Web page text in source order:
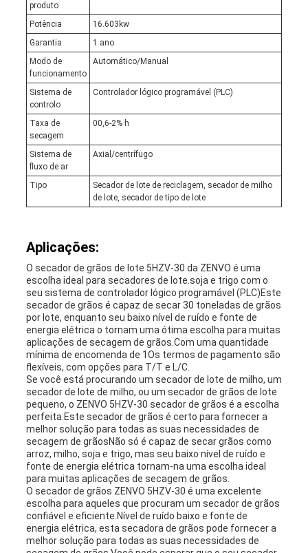
produto
Potência
16.603kw
Garantia
1 ano
Modo de
funcionamento
Automático/Manual
Sistema de
controlo
Controlador lógico programável (PLC)
Taxa de
secagem
00,6-2% h
Sistema de
fluxo de ar
Axial/centrífugo
Tipo
Secador de lote de reciclagem, secador de milho
de lote, secador de tipo de lote
Aplicações:
O secador de grãos de lote 5HZV-30 da ZENVO é uma
escolha ideal para secadores de lote.soja e trigo com o
seu sistema de controlador lógico programável (PLC)Este
secador de grãos é capaz de secar 30 toneladas de grãos
por lote, enquanto seu baixo nível de ruído e fonte de
energia elétrica o tornam uma ótima escolha para muitas
aplicações de secagem de grãos.Com uma quantidade
mínima de encomenda de 1Os termos de pagamento são
flexíveis, com opções para T/T e L/C.
Se você está procurando um secador de lote de milho, um
secador de lote de milho, ou um secador de grãos de lote
pequeno, o ZENVO 5HZV-30 secador de grãos é a escolha
perfeita.Este secador de grãos é certo para fornecer a
melhor solução para todas as suas necessidades de
secagem de grãosNão só é capaz de secar grãos como
arroz, milho, soja e trigo, mas seu baixo nível de ruído e
fonte de energia elétrica tornam-na uma escolha ideal
para muitas aplicações de secagem de grãos.
O secador de grãos ZENVO 5HZV-30 é uma excelente
escolha para aqueles que procuram um secador de grãos
confiável e eficiente.Nível de ruído baixo e fonte de
energia elétrica, esta secadora de grãos pode fornecer a
melhor solução para todas as suas necessidades de